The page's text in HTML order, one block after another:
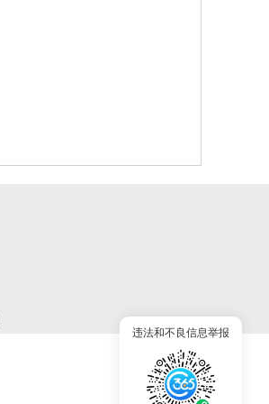
违法和不良信息举报